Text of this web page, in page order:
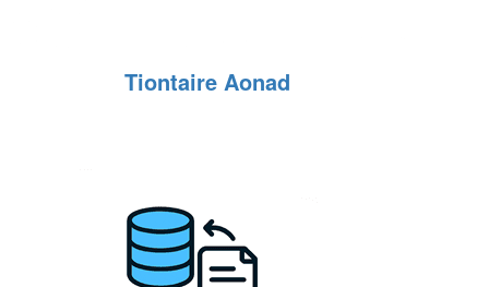
Tiontaire Aonad